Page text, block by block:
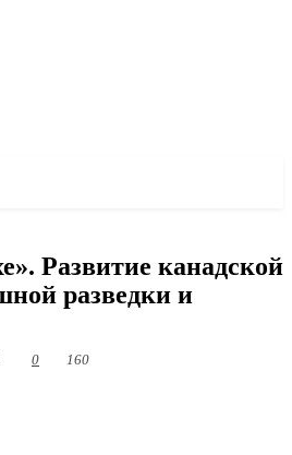
Развитие канадской
разведки и
0 160